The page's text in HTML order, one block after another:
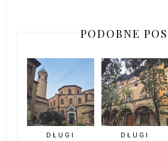
PODOBNE
DŁUGI
DŁUGI